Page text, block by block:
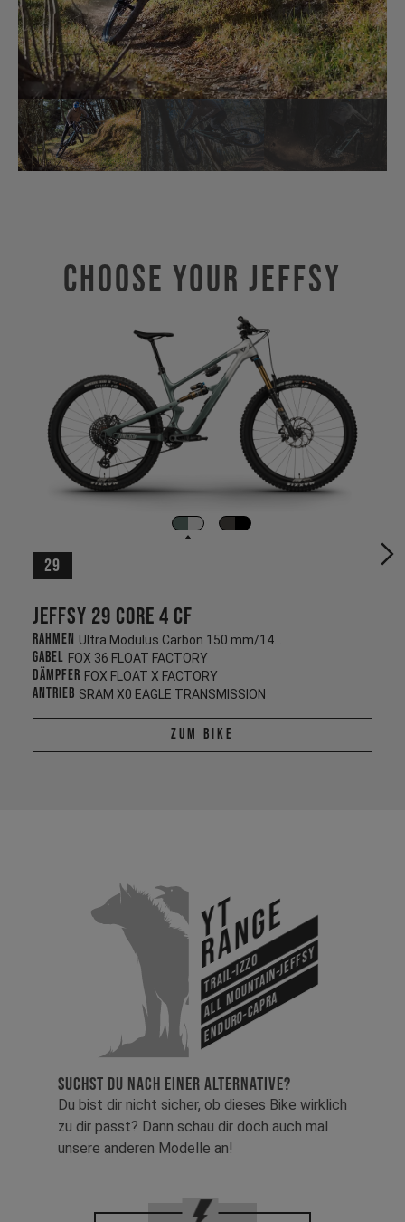
Choose Your JEFFSY
29
Jeffsy 29 CORE 4 CF
Rahmen
Gabel FOX 36 FLOAT FACTORY
Dämpfer FOX FLOAT X FACTORY
Antrieb SRAM X0 EAGLE TRANSMISSION
Zum Bike
YT
Range
Trail-Izzo
All Mountain-Jeffsy
Enduro-Capra
SUCHST DU NACH EINER ALTERNATIVE?
Du bist dir nicht sicher, ob dieses Bike wirklich
zu dir passt? Dann schau dir doch auch mal
unsere anderen Modelle an!